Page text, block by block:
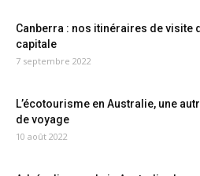
Canberra : nos itinéraires de visite
capitale
7 septembre 2022
L’écotourisme en Australie, une
de voyage
10 août 2022